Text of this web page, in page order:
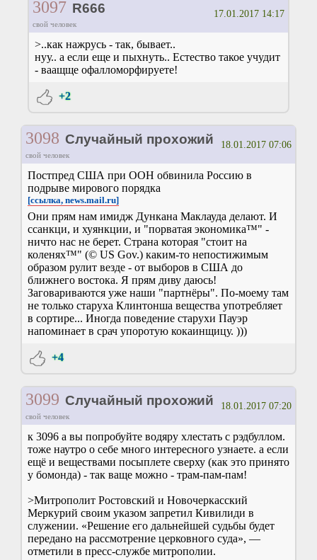
3097 R666
свой человек
17.01.2017 14:17
>..как нажрусь - так, бывает..
нуу.. а если еще и пыхнуть.. Естество такое учудит
- ваащще офалломорфируете!
+2
3098 Случайный прохожий
свой человек
18.01.2017 07:06
Постпред США при ООН обвинила Россию в
подрыве мирового порядка
[ссылка, news.mail.ru]
Они прям нам имидж Дункана Маклауда делают. И
ссанкци, и хуянкции, и "порватая экономика™" -
ничто нас не берет. Страна которая "стоит на
коленях™" (© US Gov.) каким-то непостижимым
образом рулит везде - от выборов в США до
ближнего востока. Я прям диву даюсь!
Заговариваются уже наши "партнёры". По-моему там
не только старуха Клинтонша вещества употребляет
в сортире... Иногда поведение старухи Пауэр
напоминает в срач упоротую кокаинщицу. )))
+4
3099 Случайный прохожий
свой человек
18.01.2017 07:20
к 3096 а вы попробуйте водяру хлестать с рэдбуллом.
тоже наутро о себе много интересного узнаете. а если
ещё и веществами посыплете сверху (как это принято
у бомонда) - так ваще можно - трам-пам-пам!
>Митрополит Ростовский и Новочеркасский
Меркурий своим указом запретил Кивилиди в
служении. «Решение его дальнейшей судьбы будет
передано на рассмотрение церковного суда», —
отметили в пресс-службе митрополии.